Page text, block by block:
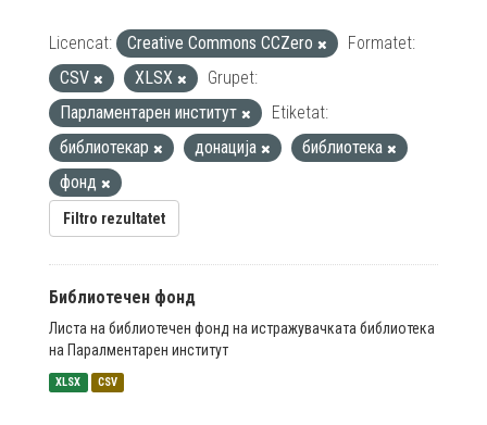
Licencat: Creative Commons CCZero
Formatet:
CSV
XLSX
Grupet:
Парламентарен институт
Etiketat:
библиотекар
донација
библиотека
фонд
Filtro rezultatet
Библиотечен фонд
Листа на библиотечен фонд на истражувачката библиотека
на Паралментарен институт
XLSX CSV